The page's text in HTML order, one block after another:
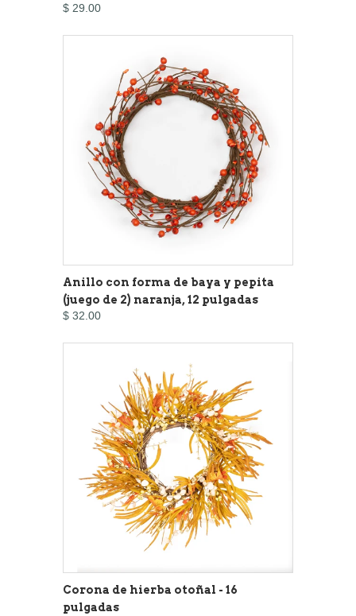
$ 29.00
Anillo con forma de baya y pepita
(juego de 2) naranja, 12 pulgadas
$ 32.00
Corona de hierba otoñal - 16
pulgadas